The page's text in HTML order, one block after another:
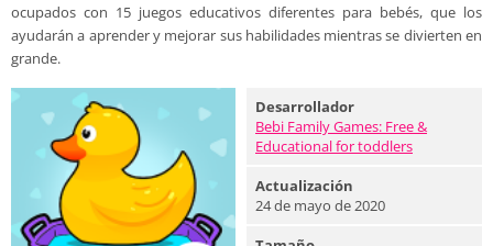
ocupados con 15 juegos educativos diferentes para bebés, que los
ayudarán a aprender y mejorar sus habilidades mientras se divierten en
grande.
Desarrollador
Bebi Family Games: Free &
Educational for toddlers
Actualización
24 de mayo de 2020